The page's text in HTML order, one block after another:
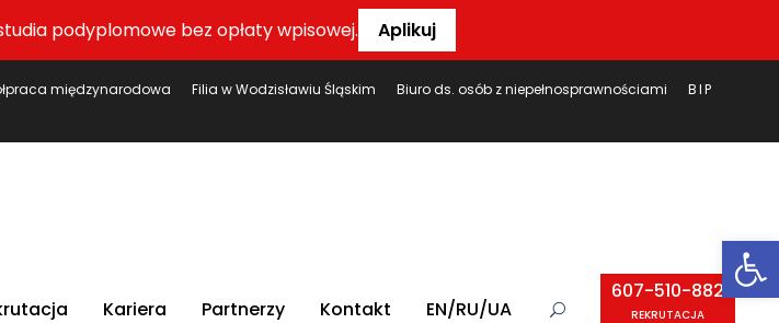
podyplomowe bez opłaty wpisowej. Aplikuj
międzynarodowa Filia w Wodzisławiu Śląskim Biuro ds. osób z niepełnosprawnościami
BIP
Kariera Partnerzy Kontakt EN/RU/UA
607-510-882
REKRUTACJA